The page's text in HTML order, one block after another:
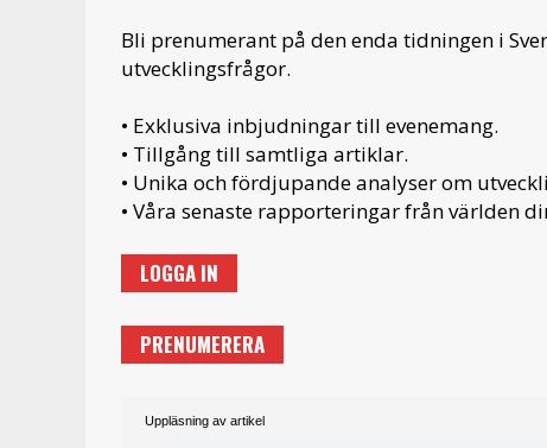
Bli prenumerant på den enda tidningen i
utvecklingsfrågor.
• Exklusiva inbjudningar till evenemang.
• Tillgång till samtliga artiklar.
• Unika och fördjupande analyser om
• Våra senaste rapporteringar från världen
LOGGA IN
PRENUMERERA
Uppläsning av artikel